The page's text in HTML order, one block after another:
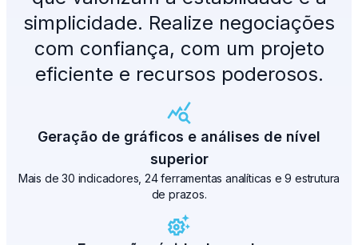
simplicidade. Realize negociações
com confiança, com um projeto
eficiente e recursos poderosos.
Geração de gráficos e análises de nível
superior
Mais de 30 indicadores, 24 ferramentas analíticas e 9 estrutura
de prazos.